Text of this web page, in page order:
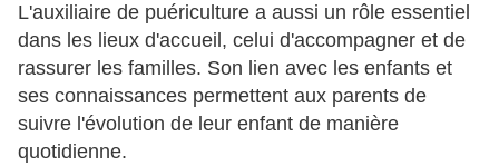
L'auxiliaire de puériculture a aussi un rôle essentiel
dans les lieux d'accueil, celui d'accompagner et de
rassurer les familles. Son lien avec les enfants et
ses connaissances permettent aux parents de
suivre l'évolution de leur enfant de manière
quotidienne.